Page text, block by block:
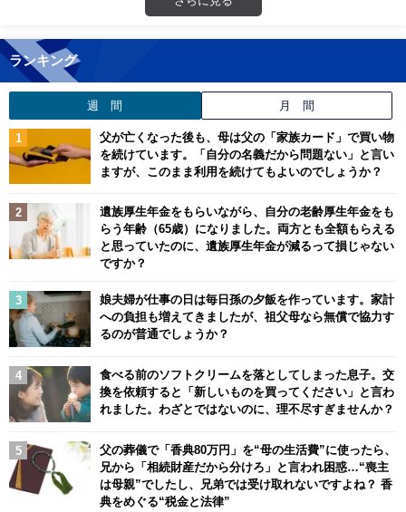
ランキング
週 間 月 間
父が亡くなった後も、母は父の「家族カード」で買い物
を続けています。「自分の名義だから問題ない」と言い
ますが、このまま利用を続けてもよいのでしょうか？
遺族厚生年金をもらいながら、自分の老齢厚生年金をも
らう年齢（65歳）になりました。両方とも全額もらえる
と思っていたのに、遺族厚生年金が減るって損じゃない
ですか？
娘夫婦が仕事の日は毎日孫の夕飯を作っています。家計
への負担も増えてきましたが、祖父母なら無償で協力す
るのが普通でしょうか？
食べる前のソフトクリームを落としてしまった息子。交
換を依頼すると「新しいものを買ってください」と言わ
れました。わざとではないのに、理不尽すぎませんか？
父の葬儀で「香典80万円」を“母の生活費”に使ったら、
兄から「相続財産だから分けろ」と言われ困惑…“喪主
は母親”でしたし、兄弟では受け取れないですよね？ 香
典をめぐる“税金と法律”